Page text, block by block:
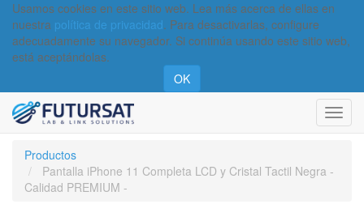
Usamos cookies en este sitio web. Lea más acerca de ellas en
nuestra política de privacidad. Para desactivarlas, configure
adecuadamente su navegador. Si continúa usando este sitio web,
está aceptándolas.
OK
Productos
Pantalla iPhone 11 Completa LCD y Cristal Tactil Negra -
Calidad PREMIUM -